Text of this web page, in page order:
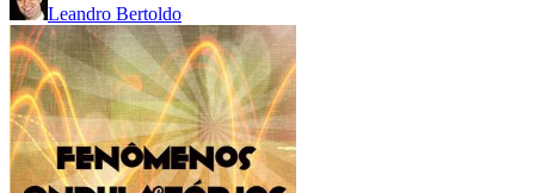
Leandro Bertoldo